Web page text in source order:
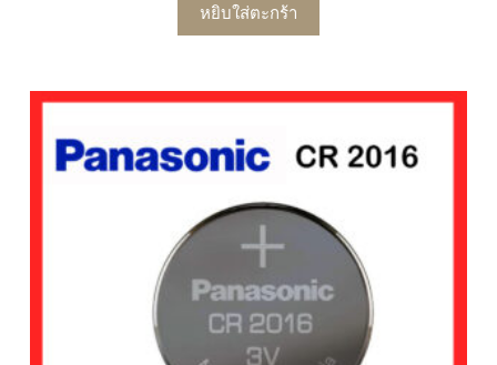
หยิบใส่ตะกร้า